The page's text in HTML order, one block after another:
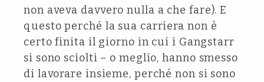
non aveva davvero nulla a che fare). E
questo perché la sua carriera non è
certo finita il giorno in cui i Gangstarr
si sono sciolti – o meglio, hanno smesso
di lavorare insieme, perché non si sono